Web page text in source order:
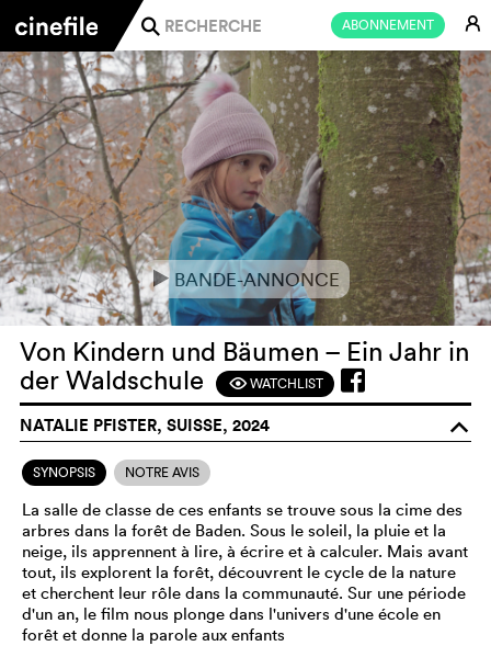
ABONNEMENT E
j
eBANDE-ANNONCE
Von Kindern und Bäumen – Ein Jahr in
der Waldschule
FWATCHLIST
NATALIE PFISTER, SUISSE, 2024 o
SYNOPSIS NOTRE AVIS
La salle de classe de ces enfants se trouve sous la cime des
arbres dans la forêt de Baden. Sous le soleil, la pluie et la
neige, ils apprennent à lire, à écrire et à calculer. Mais avant
tout, ils explorent la forêt, découvrent le cycle de la nature
et cherchent leur rôle dans la communauté. Sur une période
d'un an, le film nous plonge dans l'univers d'une école en
forêt et donne la parole aux enfants